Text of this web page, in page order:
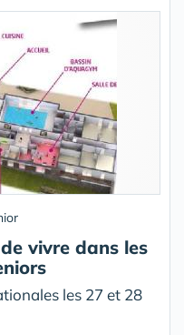
vivre dans les
les 27 et 28